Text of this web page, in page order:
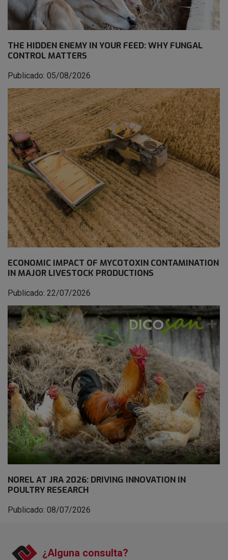
THE HIDDEN ENEMY IN YOUR FEED: WHY FUNGAL
CONTROL MATTERS
Publicado: 05/08/2026
ECONOMIC IMPACT OF MYCOTOXIN CONTAMINATION
IN MAJOR LIVESTOCK PRODUCTIONS
Publicado: 22/07/2026
NOREL AT JRA 2026: DRIVING INNOVATION IN
POULTRY RESEARCH
Publicado: 08/07/2026
¿Alguna consulta?